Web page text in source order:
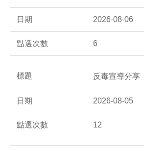
2026-08-06
6
反毒宣導分享
2026-08-05
12